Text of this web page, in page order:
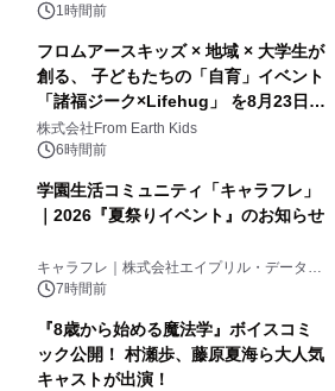
ンズ1時間前
フロムアースキッズ × 地域 × 大学生が
創る、 子どもたちの「自育」イベント
「諸福ジーク×Lifehug」 を8月23日
(日)開催
株式会社From Earth Kids
6時間前
学園生活コミュニティ「キャラフレ」
｜2026『夏祭りイベント』のお知らせ
キャラフレ｜株式会社エイプリル・データ・
デザインズ
7時間前
『8歳から始める魔法学』ボイスコミ
ック公開！ 村瀬歩、藤原夏海ら大人気
キャストが出演！